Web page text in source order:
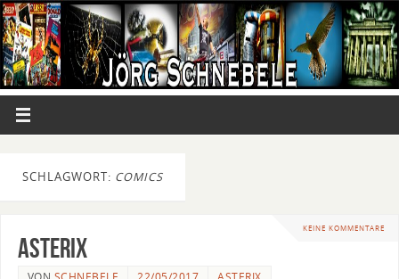
SCHLAGWORT: COMICS
KEINE KOMMENTARE
Asterix